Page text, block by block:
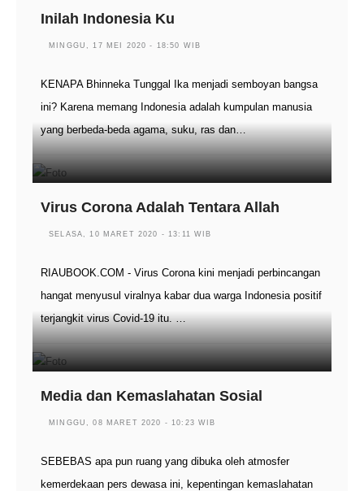
Inilah Indonesia Ku
MINGGU, 17 MEI 2020 - 18:50 WIB
KENAPA Bhinneka Tunggal Ika menjadi semboyan bangsa
ini? Karena memang Indonesia adalah kumpulan manusia
yang berbeda-beda agama, suku, ras dan…
Virus Corona Adalah Tentara Allah
SELASA, 10 MARET 2020 - 13:11 WIB
RIAUBOOK.COM - Virus Corona kini menjadi perbincangan
hangat menyusul viralnya kabar dua warga Indonesia positif
terjangkit virus Covid-19 itu. …
Media dan Kemaslahatan Sosial
MINGGU, 08 MARET 2020 - 10:23 WIB
SEBEBAS apa pun ruang yang dibuka oleh atmosfer
kemerdekaan pers dewasa ini, kepentingan kemaslahatan